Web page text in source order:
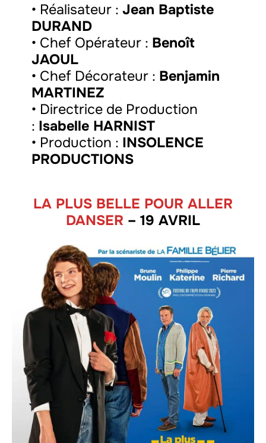
• Réalisateur : Jean Baptiste
DURAND
• Chef Opérateur : Benoît
JAOUL
• Chef Décorateur : Benjamin
MARTINEZ
• Directrice de Production
: Isabelle HARNIST
• Production : INSOLENCE
PRODUCTIONS
LA PLUS BELLE POUR ALLER
DANSER – 19 AVRIL